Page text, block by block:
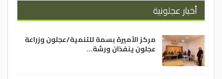
أخبار عجلونية
مركز الأميرة بسمة للتنمية/عجلون وزراعة
عجلون ينفذان ورشة…